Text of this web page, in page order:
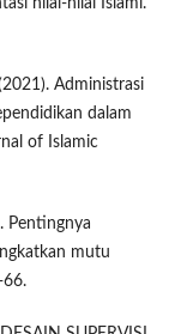
nilai-nilai Islami.
Administrasi
dalam
of Islamic
Pentingnya
mutu
66.